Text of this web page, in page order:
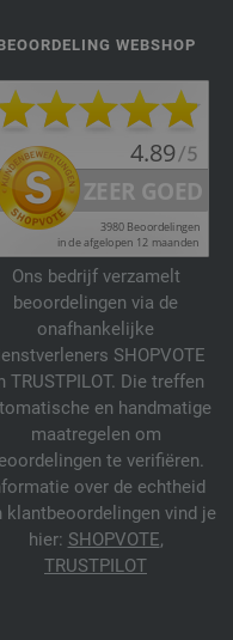
WEBSHOP
Ons bedrijf verzamelt
beoordelingen via de
onafhankelijke
SHOPVOTE
TRUSTPILOT. Die treffen
en handmatige
maatregelen om
te verifiëren.
over de echtheid
klantbeoordelingen vind je
hier: SHOPVOTE,
TRUSTPILOT